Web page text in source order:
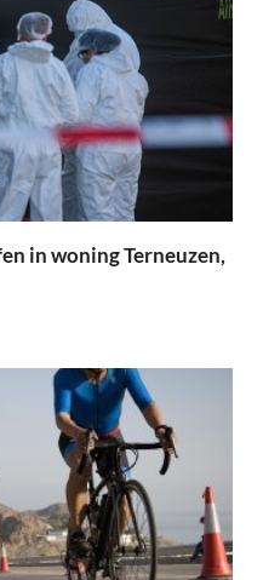
in woning Terneuzen,